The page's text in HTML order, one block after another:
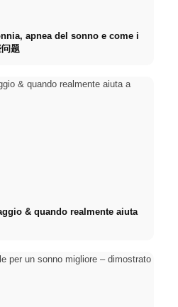
apnea del sonno e come i
题
& quando realmente aiuta